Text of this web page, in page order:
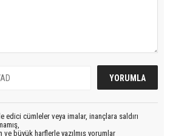
edici cümleler veya imalar, inançlara saldırı
ve büyük harflerle yazılmış yorumlar